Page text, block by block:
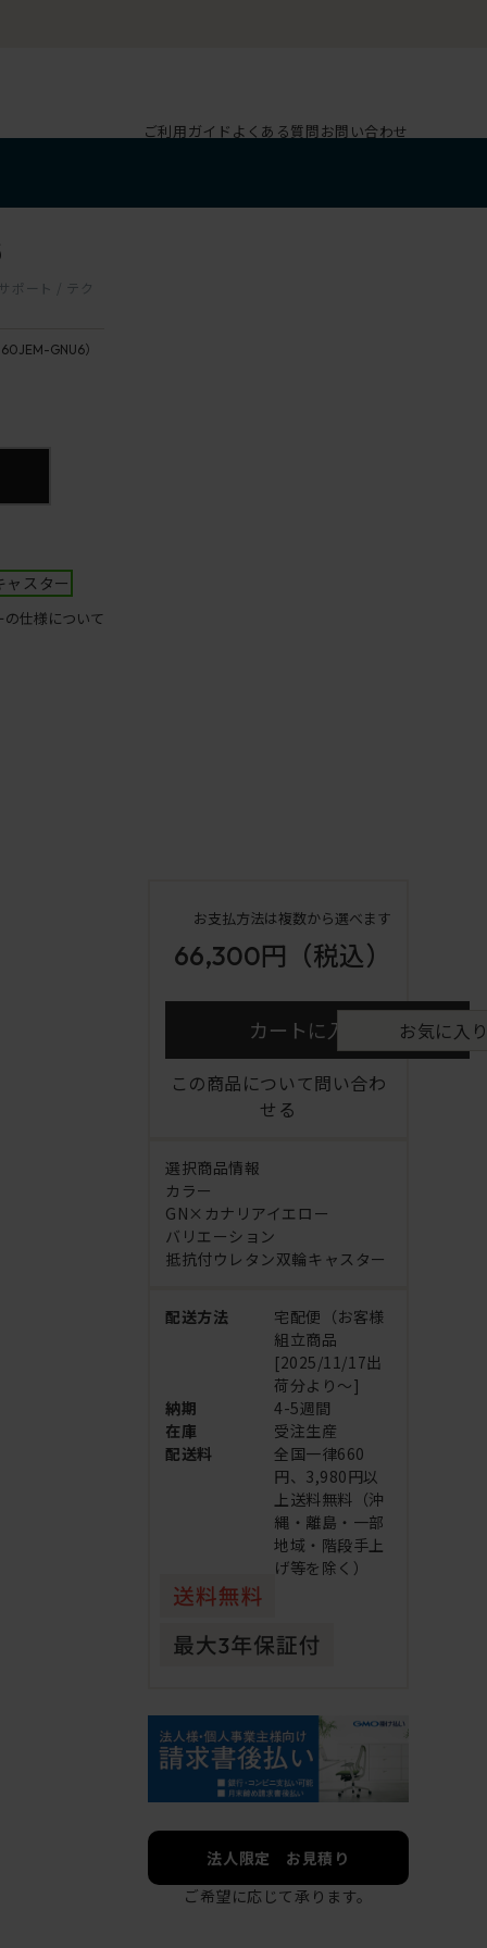
ご利用ガイド よくある質問お問い合わせ
ポート / テク
GNU6）
ャスター
の仕様について
お支払方法は複数から選べます
66,300円 （税込）
カートに入れる お気に入
この商品について問い合わ
せる
選択商品情報
カラー
GN×カナリアイエロー
バリエーション
抵抗付ウレタン双輪キャスター
配送方法
宅配便（お客様
組立商品
[2025/11/17出
荷分より～]
納期
4-5週間
在庫
受注生産
配送料
全国一律660
円、3,980円以
上送料無料（沖
縄・離島・一部
地域・階段手上
げ等を除く）
法人限定 お見積り
ご希望に応じて承ります。